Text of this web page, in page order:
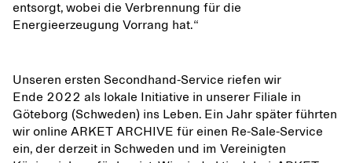
entsorgt, wobei die Verbrennung für die
Energieerzeugung Vorrang hat.“
Unseren ersten Secondhand-Service riefen wir
Ende 2022 als lokale Initiative in unserer Filiale in
Göteborg (Schweden) ins Leben. Ein Jahr später führten
wir online ARKET ARCHIVE für einen Re-Sale-Service
ein, der derzeit in Schweden und im Vereinigten